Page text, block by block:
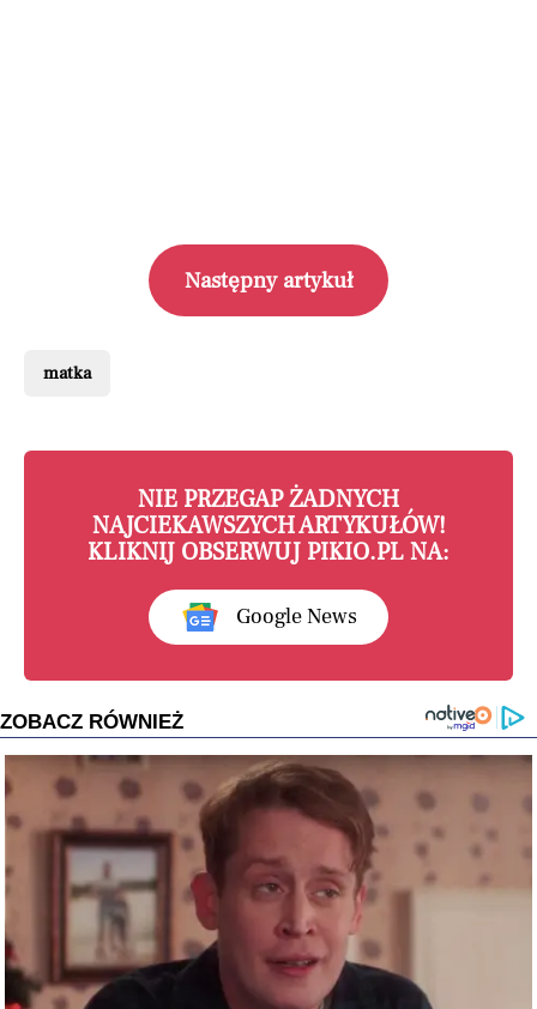
Następny artykuł
matka
NIE PRZEGAP ŻADNYCH
NAJCIEKAWSZYCH ARTYKUŁÓW!
KLIKNIJ OBSERWUJ PIKIO.PL NA:
Google News
ZOBACZ RÓWNIEŻ